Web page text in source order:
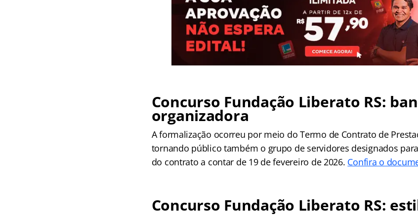
Concurso Fundação Liberato RS:
organizadora
A formalização ocorreu por meio do Termo de Contrato de
tornando público também o grupo de servidores designados
do contrato a contar de 19 de fevereiro de 2026. Confira o
Concurso Fundação Liberato RS: